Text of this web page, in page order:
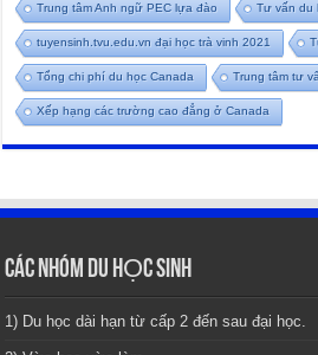
Trung tâm Anh ngữ PEC lựa đào Tư vấn du
tuyensinh.tvu.edu.vn đại học trà vinh 2021
Tổng chi phí du học Canada Trung tâm tư
Xếp hạng các trường cao đẳng ở Canada
CÁC NHÓM DU HỌC SINH
1) Du học dài hạn từ cấp 2 đến sau đại học.